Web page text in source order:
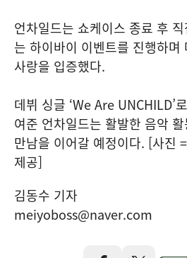
언차일드는 쇼케이스 종료 후
는 하이바이 이벤트를 진행하며
사랑을 입증했다.
데뷔 싱글 ‘We Are UNCHILD’
여준 언차일드는 활발한 음악
만남을 이어갈 예정이다. [사진
제공]
김동수 기자
meiyoboss@naver.com